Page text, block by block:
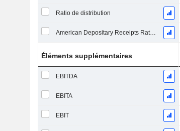
Ratio de distribution
American Depositary Receipts Ratio (ADR)
Éléments supplémentaires
EBITDA
EBITA
EBIT